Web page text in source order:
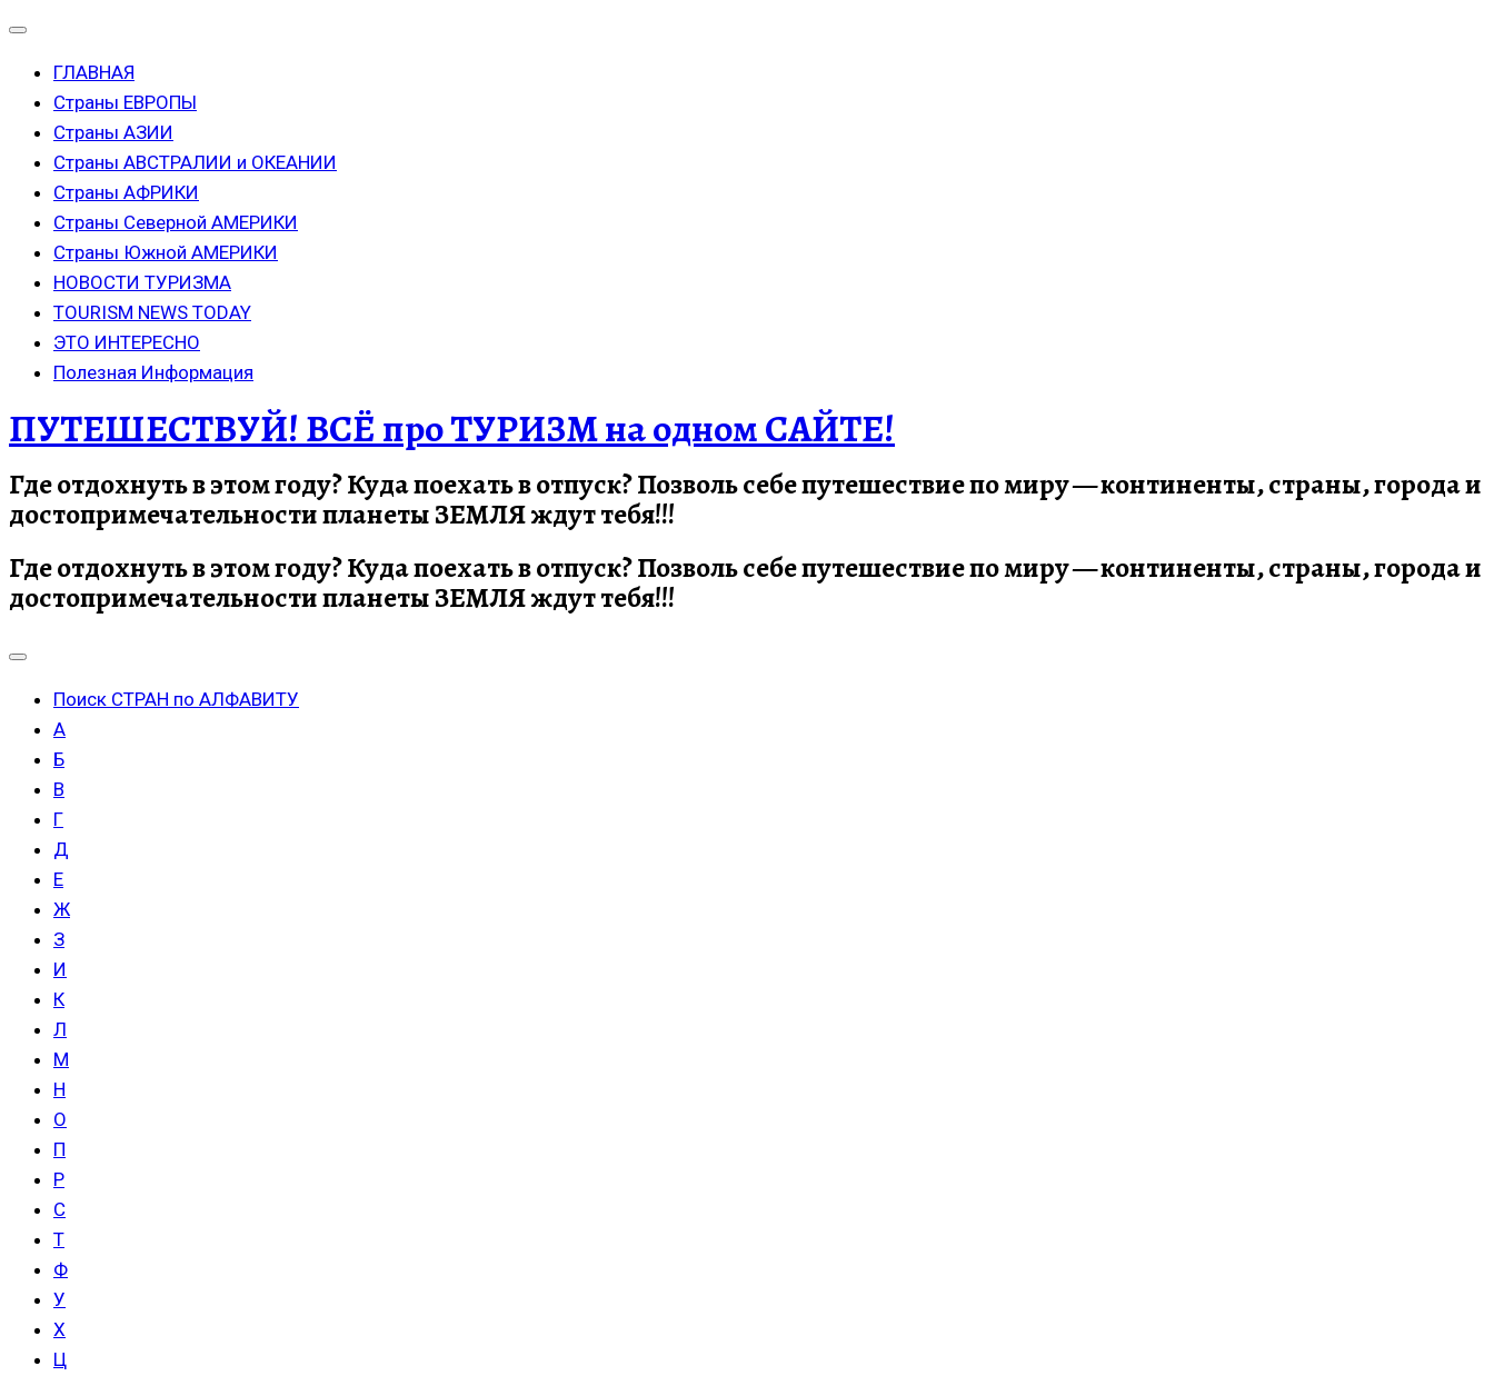
ГЛАВНАЯ
Страны ЕВРОПЫ
Страны АЗИИ
Страны АВСТРАЛИИ и ОКЕАНИИ
Страны АФРИКИ
Страны Северной АМЕРИКИ
Страны Южной АМЕРИКИ
НОВОСТИ ТУРИЗМА
TOURISM NEWS TODAY
ЭТО ИНТЕРЕСНО
Полезная Информация
ПУТЕШЕСТВУЙ! ВСЁ про ТУРИЗМ на одном САЙТЕ!
Где отдохнуть в этом году? Куда поехать в отпуск? Позволь себе путешествие по миру — континенты, страны, города и
достопримечательности планеты ЗЕМЛЯ ждут тебя!!!
Где отдохнуть в этом году? Куда поехать в отпуск? Позволь себе путешествие по миру — континенты, страны, города и
достопримечательности планеты ЗЕМЛЯ ждут тебя!!!
Поиск СТРАН по АЛФАВИТУ
А
Б
В
Г
Д
Е
Ж
З
И
К
Л
М
Н
О
П
Р
С
Т
Ф
У
Х
Ц